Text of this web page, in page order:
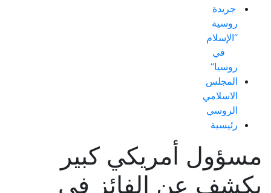
جريدة
روسية
“الإسلام
في
روسيا”
المجلس
الاسلامي
الروسي
رئيسية
مسؤول أمريكي كبير
يكشف عن الفائز في